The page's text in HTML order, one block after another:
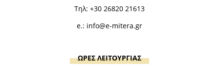
Τηλ: +30 26820 21613
e.: info@e-mitera.gr
ΩΡΕΣ ΛΕΙΤΟΥΡΓΙΑΣ